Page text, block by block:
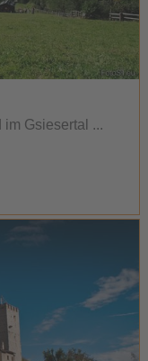
Gsiesertal ...